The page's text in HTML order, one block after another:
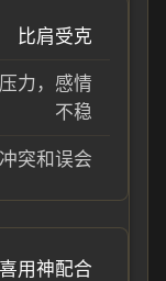
比肩受克
力，感情
不稳
突和误会
用神配合